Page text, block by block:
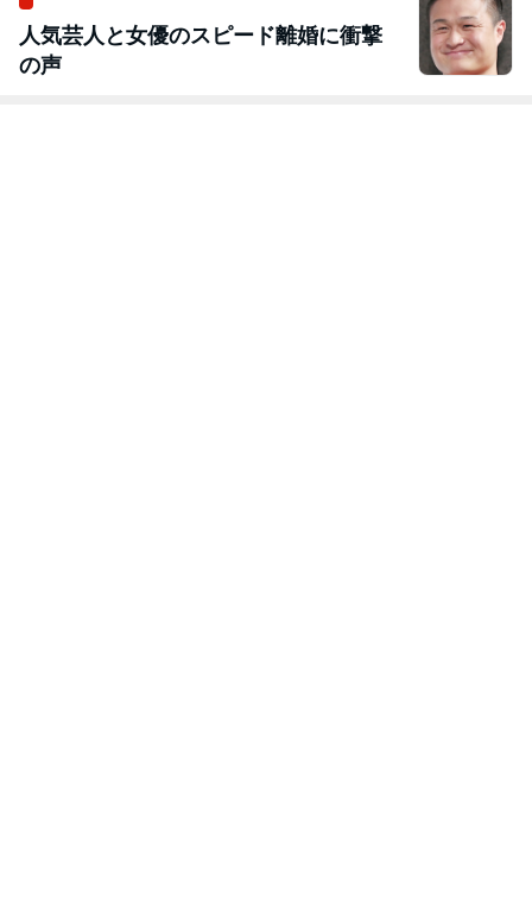
人気芸人と女優のスピード離婚に衝撃
の声